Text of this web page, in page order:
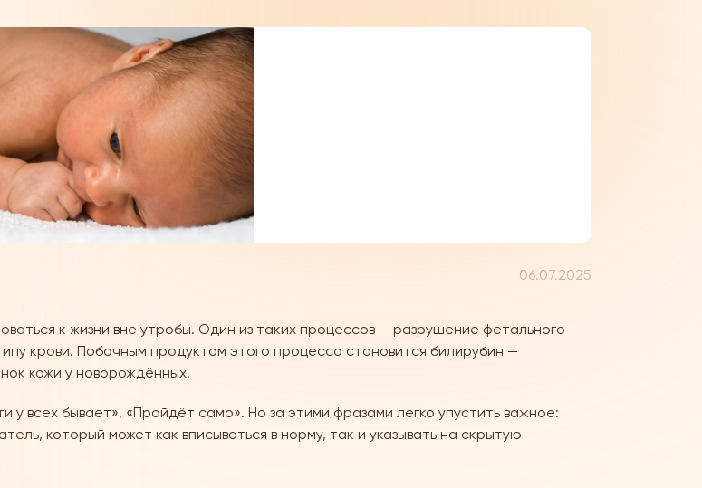
06.07.2025
к жизни вне утробы. Один из таких процессов — разрушение фетального
крови. Побочным продуктом этого процесса становится билирубин —
кожи у новорождённых.
всех бывает», «Пройдёт само». Но за этими фразами легко упустить важное:
который может как вписываться в норму, так и указывать на скрытую